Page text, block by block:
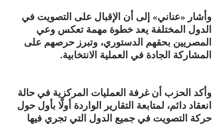
وأشار «عناني» إلى أن الإقبال على التصويت في
الدول المختلفة يعد خطوة مهمة تعكس وعي
المصريين بحقهم الدستوري، وتبرز حرصهم على
المشاركة الجادة في العملية الانتخابية.
وأكد الحزب أن غرفة العمليات المركزية في حالة
انعقاد دائم، لمتابعة التقارير الواردة أولًا بأول حول
حركة التصويت في جميع الدول التي تجري فيها